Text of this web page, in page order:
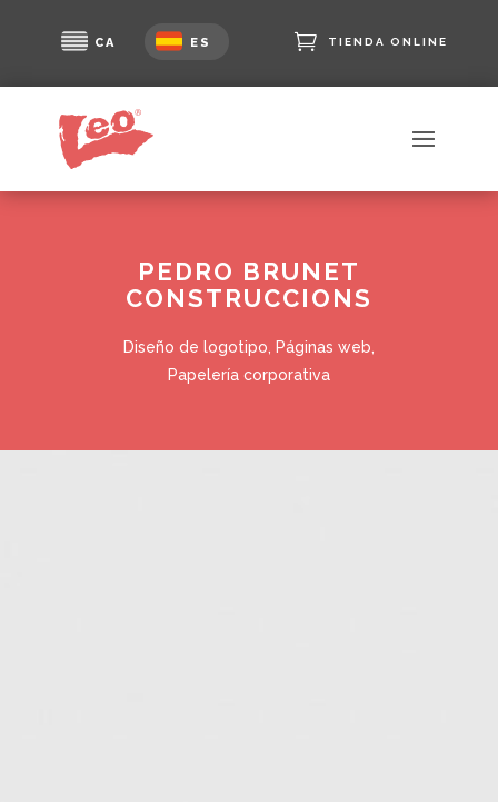
CA ES  TIENDA ONLINE
PEDRO BRUNET
CONSTRUCCIONS
Diseño de logotipo Páginas web
Papelería corporativa